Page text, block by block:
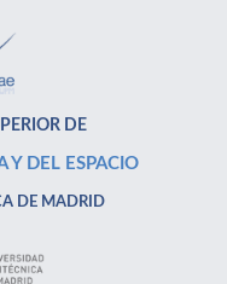
DE
Y DEL ESPACIO
DE MADRID